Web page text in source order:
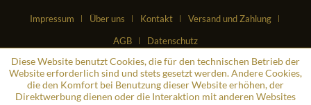
Impressum Über uns Kontakt
Versand und Zahlung
AGB
Datenschutz
Diese Website benutzt Cookies, die für den technischen Betrieb der
Website erforderlich sind und stets gesetzt werden. Andere Cookies,
die den Komfort bei Benutzung dieser Website erhöhen, der
Direktwerbung dienen oder die Interaktion mit anderen Websites